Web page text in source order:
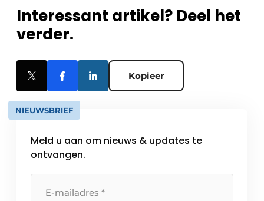
Interessant artikel? Deel het
verder.
Kopieer
NIEUWSBRIEF
Meld u aan om nieuws & updates te
ontvangen.